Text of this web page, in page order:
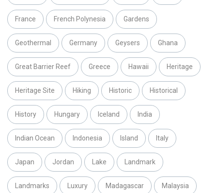
France French Polynesia Gardens
Geothermal Germany Geysers Ghana
Great Barrier Reef Greece Hawaii Heritage
Heritage Site Hiking Historic Historical
History Hungary Iceland India
Indian Ocean Indonesia Island Italy
Japan Jordan Lake Landmark
Landmarks Luxury Madagascar Malaysia